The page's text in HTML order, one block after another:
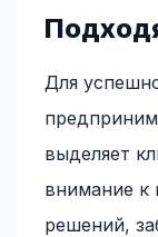
Для
выделяет
внимание к
решений,